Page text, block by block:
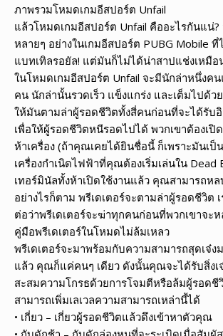
ภาพรวมโหมดเกมอีสปอร์ต Unfail
แล้วโหมดเกมอีสปอร์ต Unfail คืออะไรกันแน่
หลายๆ อย่างในเกมอีสปอร์ต PUBG Mobile
แบทเทิลรอยัล! แต่มันก็ไม่ได้น่าสาปแช่งเหมือ
ในโหมดเกมอีสปอร์ต Unfail จะมีนักล่าหนึ่งค
คน นักล่านั้นรวดเร็ว แข็งแกร่ง และเต็มไปด้ว
ให้มันตามล่าผู้รอดชีวิตทั้งสี่คนก่อนที่จะได้รับ
เพื่อให้ผู้รอดชีวิตหนีรอดไปได้ พวกเขาต้องเปิ
ห้าเครื่อง (ถ้าคุณเคยได้ยินชื่อนี้ ก็เพราะมันเป็
เครื่องกำเนิดไฟฟ้าที่คุณต้องเริ่มเล่นใน Dead
เทอร์มินัลทั้งห้าเปิดใช้งานแล้ว คุณสามารถห
อย่างไรก็ตาม พรีเดเตอร์จะตามล่าผู้รอดชีวิต
ต่อว่าพรีเดเตอร์จะฆ่าทุกคนก่อนที่พวกเขาจะ
คู่มือพรีเดเตอร์ในโหมดไม่ล้มเหลว
พรีเดเตอร์จะมาพร้อมกับความสามารถสุดเจ๋
แล้ว คุณก็แค่คนๆ เดียว ดังนั้นคุณจะได้รับสิ่งเ
สะสมความโกรธด้วยการโจมตีหรือล้มผู้รอด
สามารถเพิ่มเลเวลความสามารถเหล่านี้ได้
• เกี่ยว – เกี่ยวผู้รอดชีวิตแล้วดึงเข้าหาตัวคุณ